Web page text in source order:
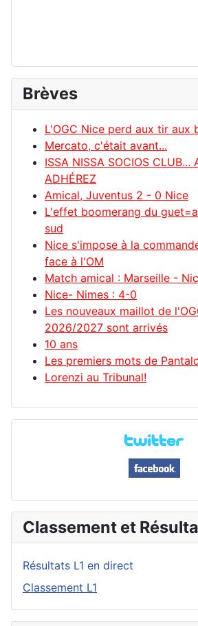
Brèves
L'OGC Nice perd aux tir aux
Mercato, c'était avant...
ISSA NISSA SOCIOS CLUB...
ADHÉREZ
Amical, Juventus 2 - 0 Nice
L'effet boomerang du
sud
Nice s'impose à la
face à l'OM
Match amical : Marseille -
Nice- Nimes : 4-0
Les nouveaux maillot de
2026/2027 sont arrivés
10 ans
Les premiers mots de
Lorenzi au Tribunal!
Classement et
Résultats L1 en direct
Classement L1